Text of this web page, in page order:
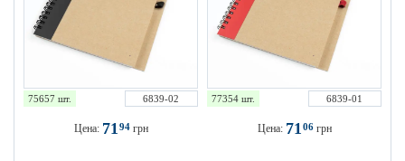
75657 шт. 6839-02
Цена: 7194грн
77354 шт. 6839-01
Цена: 7106грн